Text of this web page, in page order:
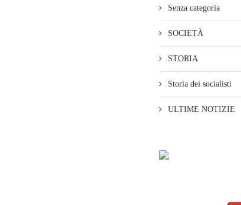
Senza categoria
SOCIETÀ
STORIA
Storia dei socialisti
ULTIME NOTIZIE